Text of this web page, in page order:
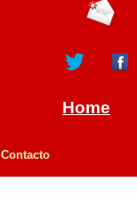
Home
Contacto